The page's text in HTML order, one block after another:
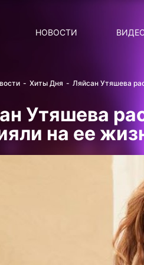
НОВОСТИ
Хиты Дня Ляйсан Утяшева
Утяшева
на ее